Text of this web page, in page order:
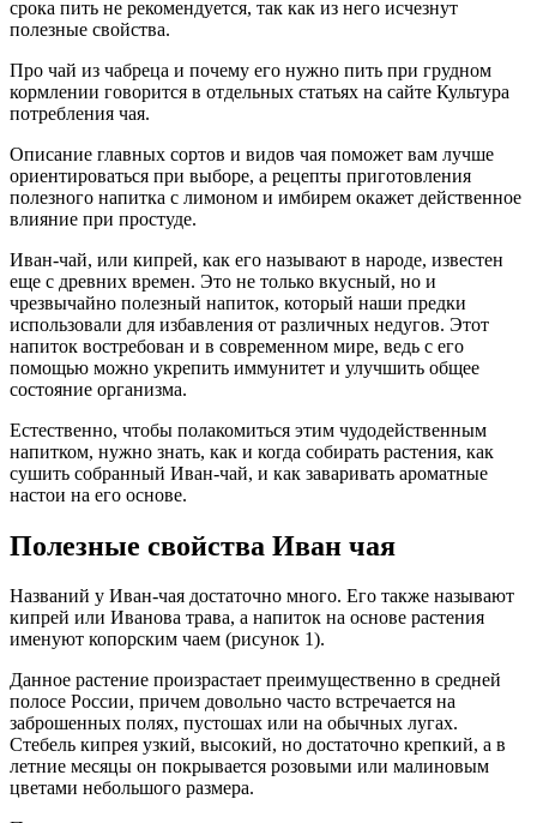
срока пить не рекомендуется, так как из него исчезнут
полезные свойства.
Про чай из чабреца и почему его нужно пить при грудном
кормлении говорится в отдельных статьях на сайте Культура
потребления чая.
Описание главных сортов и видов чая поможет вам лучше
ориентироваться при выборе, а рецепты приготовления
полезного напитка с лимоном и имбирем окажет действенное
влияние при простуде.
Иван-чай, или кипрей, как его называют в народе, известен
еще с древних времен. Это не только вкусный, но и
чрезвычайно полезный напиток, который наши предки
использовали для избавления от различных недугов. Этот
напиток востребован и в современном мире, ведь с его
помощью можно укрепить иммунитет и улучшить общее
состояние организма.
Естественно, чтобы полакомиться этим чудодейственным
напитком, нужно знать, как и когда собирать растения, как
сушить собранный Иван-чай, и как заваривать ароматные
настои на его основе.
Полезные свойства Иван чая
Названий у Иван-чая достаточно много. Его также называют
кипрей или Иванова трава, а напиток на основе растения
именуют копорским чаем (рисунок 1).
Данное растение произрастает преимущественно в средней
полосе России, причем довольно часто встречается на
заброшенных полях, пустошах или на обычных лугах.
Стебель кипрея узкий, высокий, но достаточно крепкий, а в
летние месяцы он покрывается розовыми или малиновым
цветами небольшого размера.